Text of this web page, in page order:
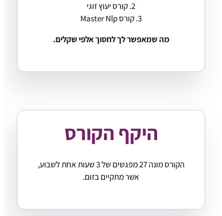
2. קורס יעוץ זוגי
3. קורס Master Nlp
מה שמאפשר לך לחסוך אלפי שקלים.
היקף הקורס
הקורס מונה 27 מפגשים של 3 שעות אחת לשבוע,
אשר מתקיים בזום.